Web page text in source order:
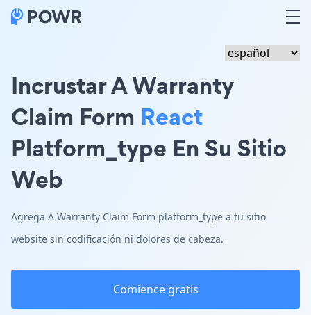
Incrustar A Warranty
Claim Form React
Platform_type En Su Sitio
Web
Agrega A Warranty Claim Form platform_type a tu sitio
website sin codificación ni dolores de cabeza.
Comience gratis